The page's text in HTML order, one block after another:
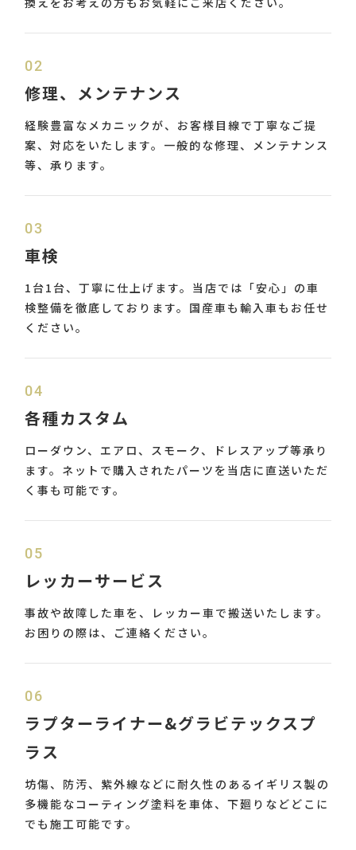
02
修理、メンテナンス
経験豊富なメカニックが、お客様目線で丁寧なご提
案、対応をいたします。一般的な修理、メンテナンス
等、承ります。
03
車検
1台1台、丁寧に仕上げます。当店では「安心」の車
検整備を徹底しております。国産車も輸入車もお任せ
ください。
04
各種カスタム
ローダウン、エアロ、スモーク、ドレスアップ等承り
ます。ネットで購入されたパーツを当店に直送いただ
く事も可能です。
05
レッカーサービス
事故や故障した車を、レッカー車で搬送いたします。
お困りの際は、ご連絡ください。
06
ラプターライナー&グラビテックスプ
ラス
坊傷、防汚、紫外線などに耐久性のあるイギリス製の
多機能なコーティング塗料を車体、下廻りなどどこに
でも施工可能です。